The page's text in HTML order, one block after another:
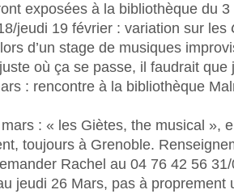
exposées à la bibliothèque du
jeudi 19 février : variation sur les
d’un stage de musiques
où ça se passe, il faudrait
: rencontre à la bibliothèque
: « les Giètes, the musical »,
toujours à Grenoble.
Rachel au 04 76 42 56
jeudi 26 Mars, pas à proprement